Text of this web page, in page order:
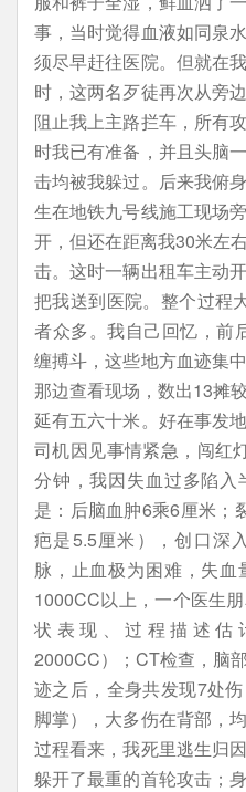
事，当时觉得血液如同泉
须尽早赶往医院。但就在
时，这两名歹徒再次从旁
阻止我上主路拦车，所有
时我已有准备，并且头脑
击均被我躲过。后来我俯
生在地铁九号线施工现场
开，但还在距离我30米左
击。这时一辆出租车主动
把我送到医院。整个过程
者众多。我自己回忆，前
缠搏斗，这些地方血迹集
那边查看现场，数出13摊
延有五六十米。好在事发
司机因见事情紧急，闯红
分钟，我因失血过多陷
是：后脑血肿6乘6厘米；
疤是5.5厘米），创口深
脉，止血极为困难，失
1000CC以上，一个医生
状表现、过程描述估
2000CC）；CT检查，脑
迹之后，全身共发现7处
脚掌），大多伤在背部，
过程看来，我死里逃生归
躲开了最重的首轮攻击；